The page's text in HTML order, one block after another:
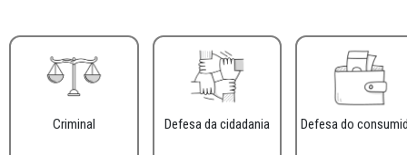
Criminal Defesa da cidadania Defesa do